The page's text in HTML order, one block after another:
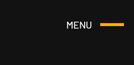
MENU
Otwórz